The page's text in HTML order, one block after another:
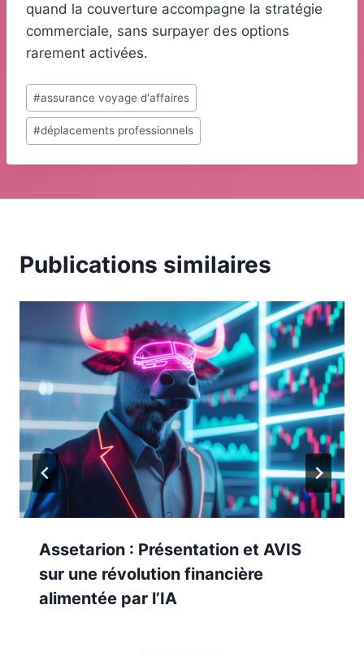
quand la couverture accompagne la stratégie
commerciale, sans surpayer des options
rarement activées.
Étiquettes
de
la
#assurance voyage d'affaires
#déplacements professionnels
Publications similaires
Assetarion : Présentation et AVIS
sur une révolution financière
alimentée par l’IA